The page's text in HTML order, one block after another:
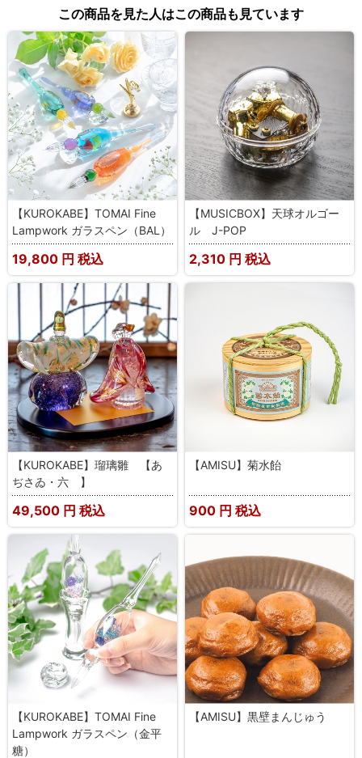
この商品を見た人はこの商品も見ています
【KUROKABE】TOMAI Fine
Lampwork ガラスペン（BAL）
19,800 円 税込
【MUSICBOX】天球オルゴー
ル J-POP
2,310 円 税込
【KUROKABE】瑠璃雛 【あ
ぢさゐ・六 】
49,500 円 税込
【AMISU】菊水飴
900 円 税込
【KUROKABE】TOMAI Fine
Lampwork ガラスペン（金平
糖）
【AMISU】黒壁まんじゅう